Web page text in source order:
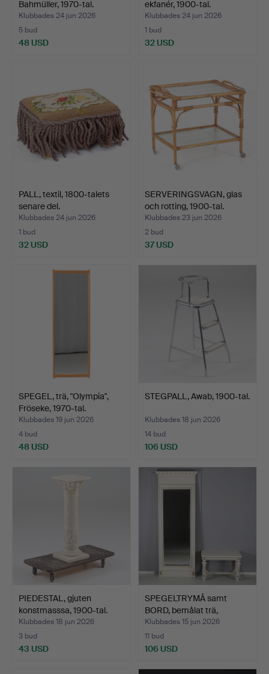
Bahmüller, 1970-tal.
Klubbades 24 jun 2026
5 bud
48 USD
ekfanér, 1900-tal.
Klubbades 24 jun 2026
1 bud
32 USD
PALL, textil, 1800-talets
senare del.
Klubbades 24 jun 2026
1 bud
32 USD
SERVERINGSVAGN, glas
och rotting, 1900-tal.
Klubbades 23 jun 2026
2 bud
37 USD
SPEGEL, trä, "Olympia",
Fröseke, 1970-tal.
Klubbades 19 jun 2026
4 bud
48 USD
STEGPALL, Awab, 1900-tal.
Klubbades 18 jun 2026
14 bud
106 USD
PIEDESTAL, gjuten
konstmasssa, 1900-tal.
Klubbades 18 jun 2026
3 bud
43 USD
SPEGELTRYMÅ samt
BORD, bemålat trä,
Gustav…
Klubbades 15 jun 2026
11 bud
106 USD